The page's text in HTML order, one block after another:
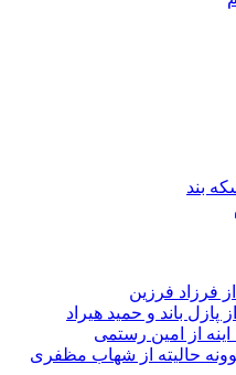
فرزین
و حمید هیراد
امین رستمی
از شهاب مظفری